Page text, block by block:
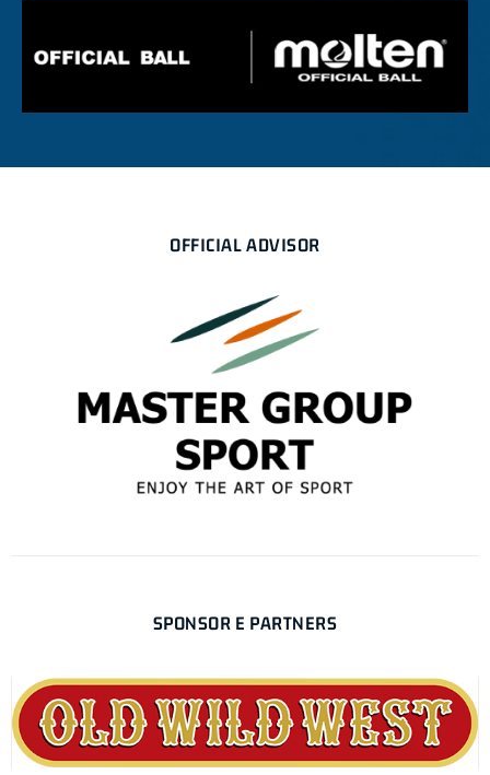
OFFICIAL ADVISOR
SPONSOR E PARTNERS